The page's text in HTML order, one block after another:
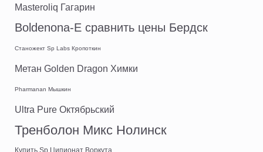
Masteroliq Гагарин
Boldenona-E сравнить цены Бердск
Станожект Sp Labs Кропоткин
Метан Golden Dragon Химки
Pharmanan Мышкин
Ultra Pure Октябрьский
Тренболон Микс Нолинск